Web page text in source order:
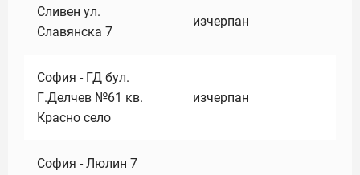
Сливен ул.
Славянска 7
изчерпан
София - ГД бул.
Г.Делчев №61 кв.
Красно село
изчерпан
София - Люлин 7